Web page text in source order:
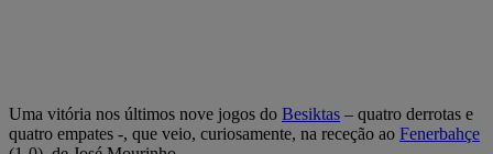
Uma vitória nos últimos nove jogos do Besiktas – quatro derrotas e
quatro empates -, que veio, curiosamente, na receção ao Fenerbahçe